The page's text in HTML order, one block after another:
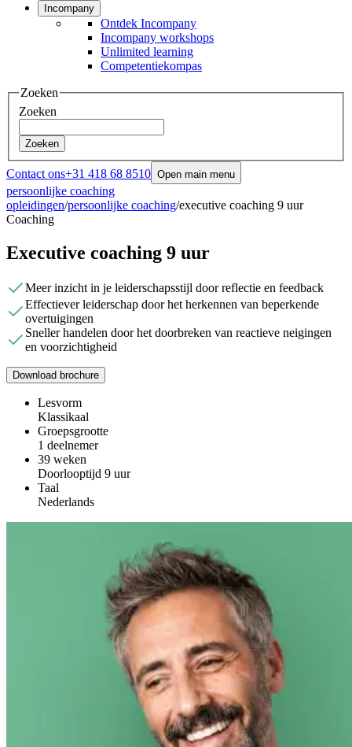
Incompany
Ontdek Incompany
Incompany workshops
Unlimited learning
Competentiekompas
Zoeken
Zoeken
Zoeken
Contact ons+31 418 68 8510 Open main menu
persoonlijke coaching
opleidingen/persoonlijke coaching/executive coaching 9 uur
Coaching
Executive coaching 9 uur
Meer inzicht in je leiderschapsstijl door reflectie en feedback
Effectiever leiderschap door het herkennen van beperkende
overtuigingen
Sneller handelen door het doorbreken van reactieve neigingen
en voorzichtigheid
Download brochure
Lesvorm
Klassikaal
Groepsgrootte
1 deelnemer
39 weken
Doorlooptijd 9 uur
Taal
Nederlands